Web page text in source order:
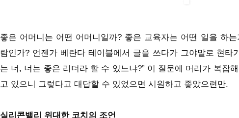
좋은 어머니는 어떤 어머니일까? 좋은 교육자는 어떤 일을 하
람인가? 언젠가 베란다 테이블에서 글을 쓰다가 그야말로 현타
는 너, 너는 좋은 리더라 할 수 있느냐?” 이 질문에 머리가 복잡
고 있으니 그렇다고 대답할 수 있었으면 시원하고 좋았으련만.
실리콘밸리 위대한 코치의 조언